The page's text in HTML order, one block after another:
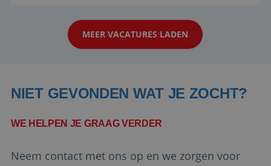
klanten te overtuigen om die droomreis te
boeken! ...
MEER VACATURES LADEN
NIET GEVONDEN WAT JE ZOCHT?
WE HELPEN JE GRAAG VERDER
Neem contact met ons op en we zorgen voor
Google Privacy Policy